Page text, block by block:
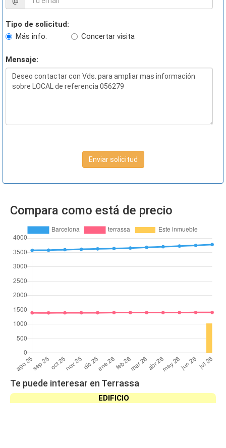
Tipo de solicitud:
Más info.
Concertar visita
Mensaje:
Enviar solicitud
Compara como está de precio
Te puede interesar en Terrassa
EDIFICIO